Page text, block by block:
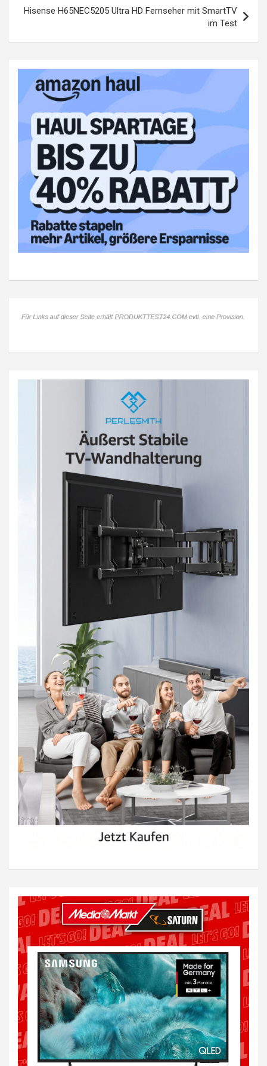
Hisense H65NEC5205 Ultra HD Fernseher mit SmartTV
im Test